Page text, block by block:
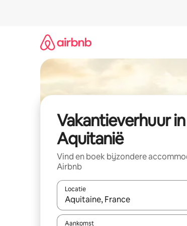
Vakantieverhuur in
Aquitanië
Vind en boek bijzondere
Airbnb
Locatie
Wanneer er suggesties beschikbaar
Aankomst